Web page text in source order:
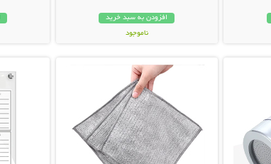
افزودن به سبد خرید
ناموجود